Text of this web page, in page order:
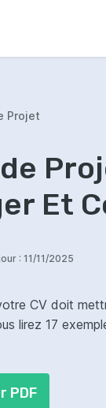
Projet
Et
: 11/11/2025
CV doit
lirez 17
PDF